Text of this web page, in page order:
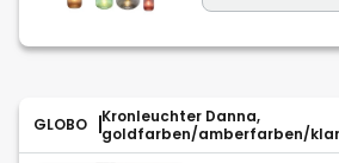
GLOBO
Kronleuchter Danna,
goldfarben/amberfarben/